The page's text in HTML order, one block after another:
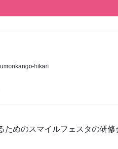
hikari
ためのスマイルフェスタの研